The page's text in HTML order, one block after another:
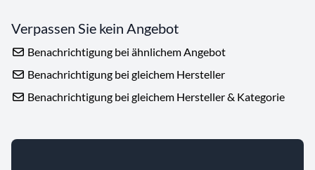
Verpassen Sie kein Angebot
Benachrichtigung bei ähnlichem Angebot
Benachrichtigung bei gleichem Hersteller
Benachrichtigung bei gleichem Hersteller & Kategorie